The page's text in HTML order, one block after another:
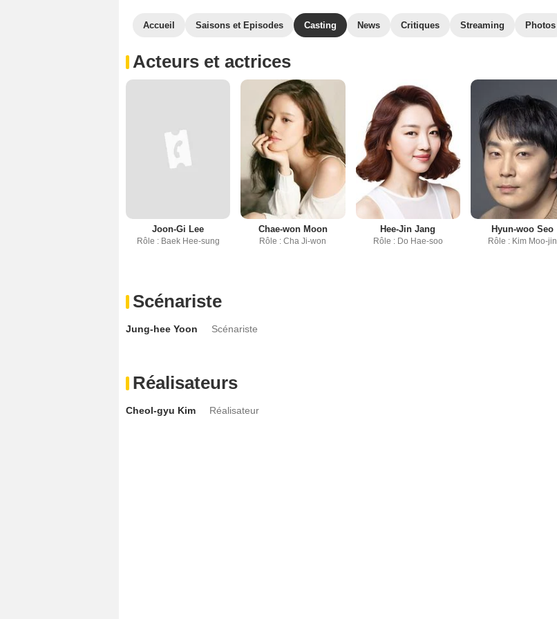
Accueil Saisons et Episodes Casting News Critiques Streaming Photos
Acteurs et actrices
Joon-Gi Lee
Rôle : Baek Hee-sung
Chae-won Moon
Rôle : Cha Ji-won
Hee-Jin Jang
Rôle : Do Hae-soo
Hyun-woo Seo
Rôle : Kim Moo-jin
Scénariste
Jung-hee Yoon Scénariste
Réalisateurs
Cheol-gyu Kim Réalisateur